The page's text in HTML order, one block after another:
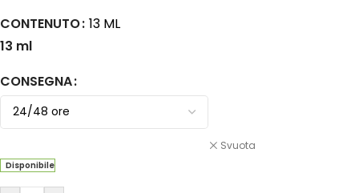
CONTENUTO 13 ML
13 ml
CONSEGNA
Svuota
Disponibile